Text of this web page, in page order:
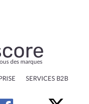
des marques
SERVICES B2B